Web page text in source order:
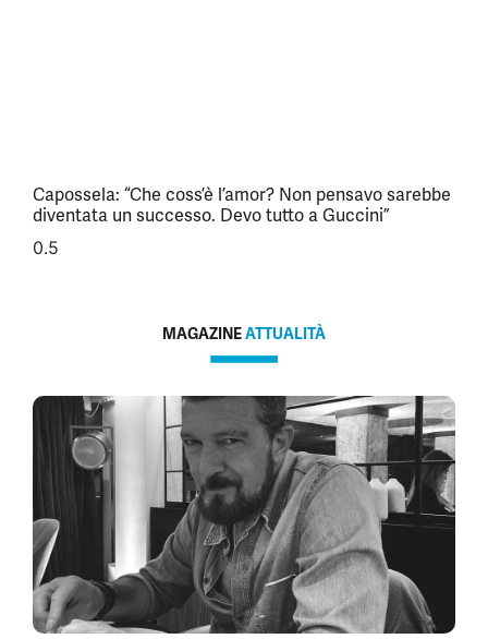
Capossela: “Che coss’è l’amor? Non pensavo sarebbe
diventata un successo. Devo tutto a Guccini”
MAGAZINEATTUALITÀ